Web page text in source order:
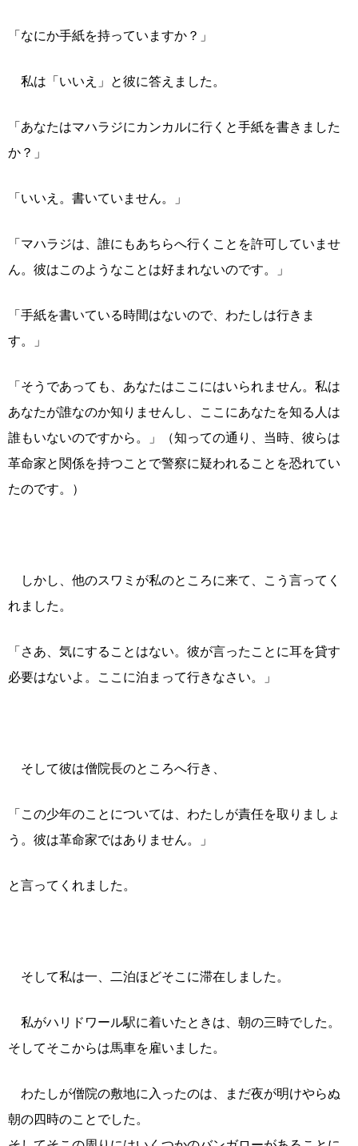
「なにか手紙を持っていますか？」
私は「いいえ」と彼に答えました。
「あなたはマハラジにカンカルに行くと手紙を書きました
か？」
「いいえ。書いていません。」
「マハラジは、誰にもあちらへ行くことを許可していませ
ん。彼はこのようなことは好まれないのです。」
「手紙を書いている時間はないので、わたしは行きま
す。」
「そうであっても、あなたはここにはいられません。私は
あなたが誰なのか知りませんし、ここにあなたを知る人は
誰もいないのですから。」（知っての通り、当時、彼らは
革命家と関係を持つことで警察に疑われることを恐れてい
たのです。）
しかし、他のスワミが私のところに来て、こう言ってく
れました。
「さあ、気にすることはない。彼が言ったことに耳を貸す
必要はないよ。ここに泊まって行きなさい。」
そして彼は僧院長のところへ行き、
「この少年のことについては、わたしが責任を取りましょ
う。彼は革命家ではありません。」
と言ってくれました。
そして私は一、二泊ほどそこに滞在しました。
私がハリドワール駅に着いたときは、朝の三時でした。
そしてそこからは馬車を雇いました。
わたしが僧院の敷地に入ったのは、まだ夜が明けやらぬ
朝の四時のことでした。